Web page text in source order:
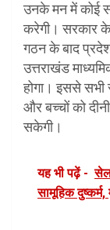
उनके मन में कोई
करेगी। सरकार
गठन के बाद
उत्तराखंड
होगा। इससे सभी
और बच्चों को
सकेगी।
यह भी पढ़ें -
सामूहिक दुष्कर्म,